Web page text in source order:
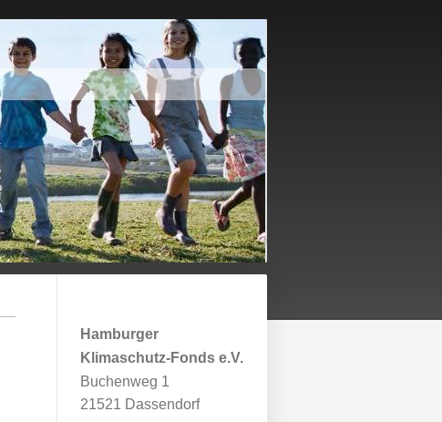
Hamburger
Klimaschutz-Fonds e.V.
Buchenweg 1
21521 Dassendorf